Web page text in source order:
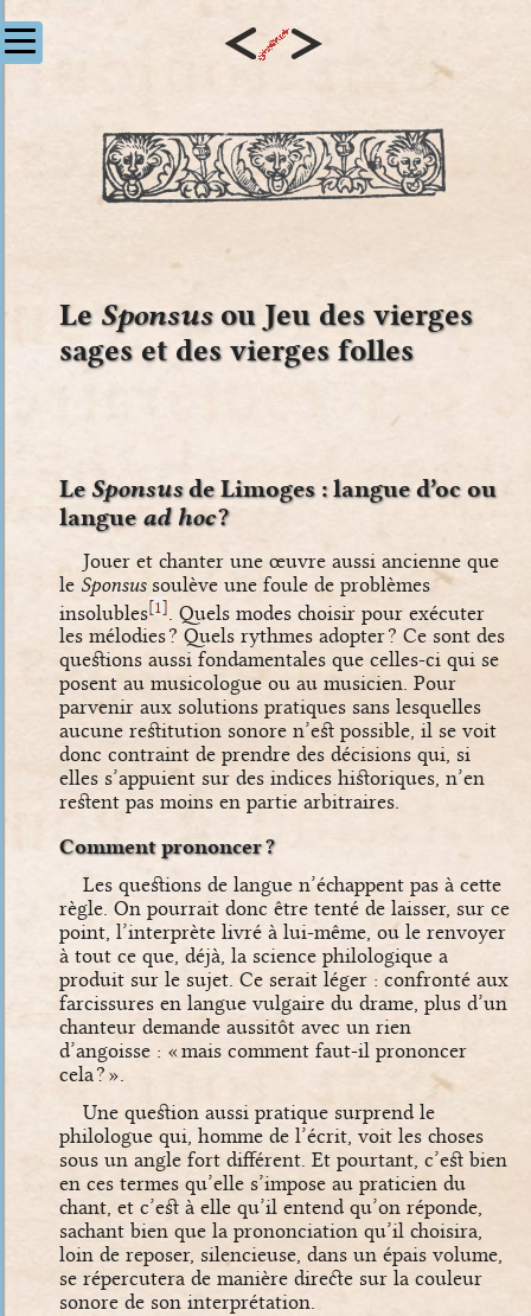
Le Sponsusou Jeu des vierges
sages et des vierges folles
Le Sponsusde Limoges : langue d’oc ou
langue ad hoc?
Jouer et chanter une œuvre aussi ancienne que
le Sponsussoulève une foule de problèmes
insolubles[1]
. Quels modes choisir pour exécuter
les mélodies ? Quels rythmes adopter ? Ce sont des
questions aussi fondamentales que celles-ci qui se
posent au musicologue ou au musicien. Pour
parvenir aux solutions pratiques sans lesquelles
aucune restitution sonore n’est possible, il se voit
donc contraint de prendre des décisions qui, si
elles s’appuient sur des indices historiques, n’en
restent pas moins en partie arbitraires.
Comment prononcer ?
Les questions de langue n’échappent pas à cette
règle. On pourrait donc être tenté de laisser, sur ce
point, l’interprète livré à lui-même, ou le renvoyer
à tout ce que, déjà, la science philologique a
produit sur le sujet. Ce serait léger : confronté aux
farcissures en langue vulgaire du drame, plus d’un
chanteur demande aussitôt avec un rien
d’angoisse : « mais comment faut-il prononcer
cela ? ».
Une question aussi pratique surprend le
philologue qui, homme de l’écrit, voit les choses
sous un angle fort différent. Et pourtant, c’est bien
en ces termes qu’elle s’impose au praticien du
chant, et c’est à elle qu’il entend qu’on réponde,
sachant bien que la prononciation qu’il choisira,
loin de reposer, silencieuse, dans un épais volume,
se répercutera de manière directe sur la couleur
sonore de son interprétation.